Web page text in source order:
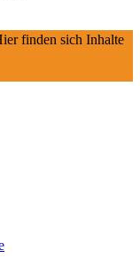
finden sich Inhalte